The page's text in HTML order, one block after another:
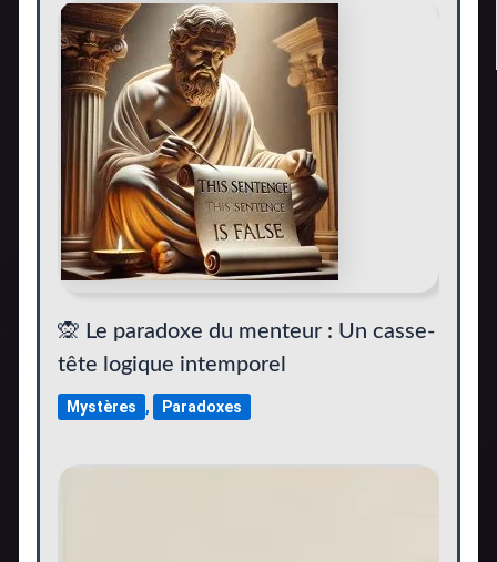
🙊 Le paradoxe du menteur : Un casse-
tête logique intemporel
Mystères , Paradoxes